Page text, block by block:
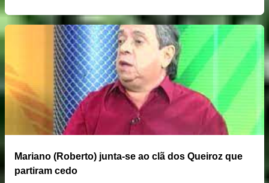
Mariano (Roberto) junta-se ao clã dos Queiroz que
partiram cedo